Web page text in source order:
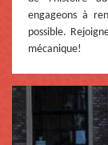
engageons à
possible.
mécanique!